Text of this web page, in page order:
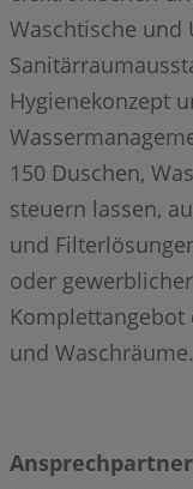
Waschtische und
Hygienekonzept
150 Duschen,
steuern lassen,
und
oder
Komplettangebot
und Waschräume.